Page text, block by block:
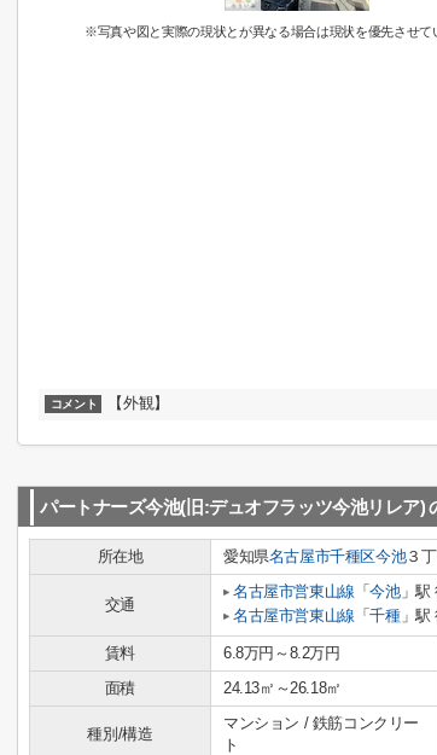
※写真や図と実際の現状とが異なる場合は現状を優先させて
コメント 【外観】
パートナーズ今池(旧:デュオフラッツ今池リレア)
所在地 愛知県名古屋市千種区今池３
交通
名古屋市営東山線 「今池」駅
名古屋市営東山線 「千種」駅
賃料 6.8万円～8.2万円
面積
24.13㎡～26.18㎡
種別/構造
マンション / 鉄筋コンクリー
ト